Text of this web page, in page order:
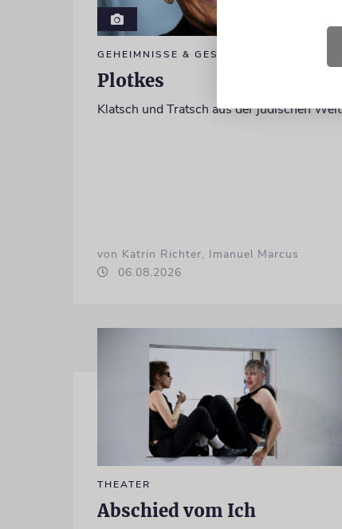
GEHEIMNISSE & GESTÄNDNISSE
Plotkes
Klatsch und Tratsch aus der jüdischen Welt
von Katrin Richter, Imanuel Marcus
06.08.2026
THEATER
Abschied vom Ich